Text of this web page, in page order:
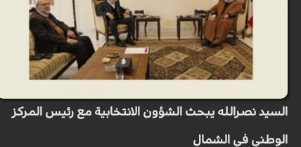
السيد نصرالله يبحث الشؤون الانتخابية مع رئيس المركز
الوطني في الشمال